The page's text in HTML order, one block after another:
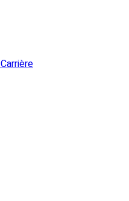
Carrière